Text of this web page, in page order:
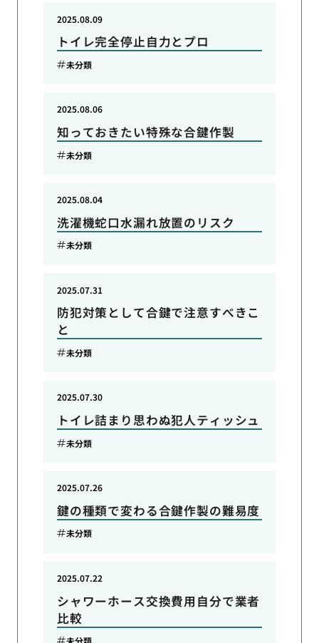
トイレ完全停止自力とプロ
2025.08.09
未分類
知っておきたい特殊な合鍵作製
2025.08.06
未分類
洗濯機蛇口水漏れ放置のリスク
2025.08.04
未分類
防犯対策として合鍵で注意すべきこ
と
2025.07.31
未分類
トイレ詰まり思わぬ犯人ティッシュ
2025.07.30
未分類
鍵の種類で変わる合鍵作製の難易度
2025.07.26
未分類
シャワーホース交換費用自分で業者
比較
2025.07.22